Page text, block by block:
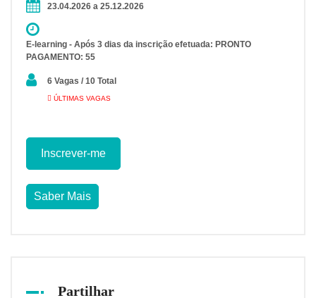
23.04.2026 a 25.12.2026
E-learning - Após 3 dias da inscrição efetuada: PRONTO
PAGAMENTO: 55
6 Vagas / 10 Total
ÚLTIMAS VAGAS
Inscrever-me
Saber Mais
Partilhar